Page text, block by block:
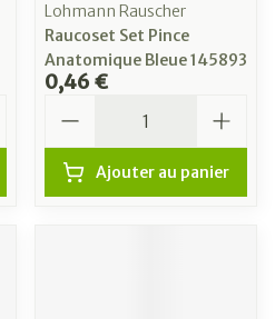
Lohmann Rauscher
Raucoset Set Pince
Anatomique Bleue 145893
0,46 €
Ajouter au panier